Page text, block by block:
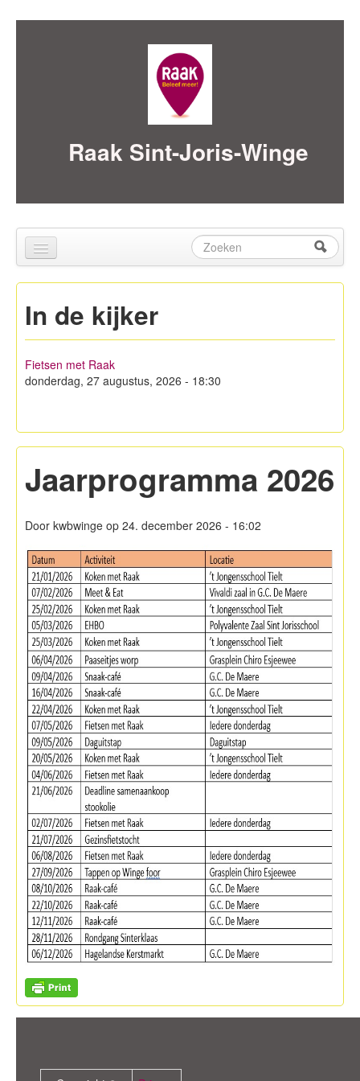
Raak Sint-Joris-Winge
Zoekveld
Zoeken
Home
over ons
Activiteiten
Hagelandse Kerstmarkt
Lid worden!
In de kijker
Fietsen met Raak
donderdag, 27 augustus, 2026 - 18:30
Jaarprogramma 2026
Door kwbwinge op 24. december 2026 - 16:02